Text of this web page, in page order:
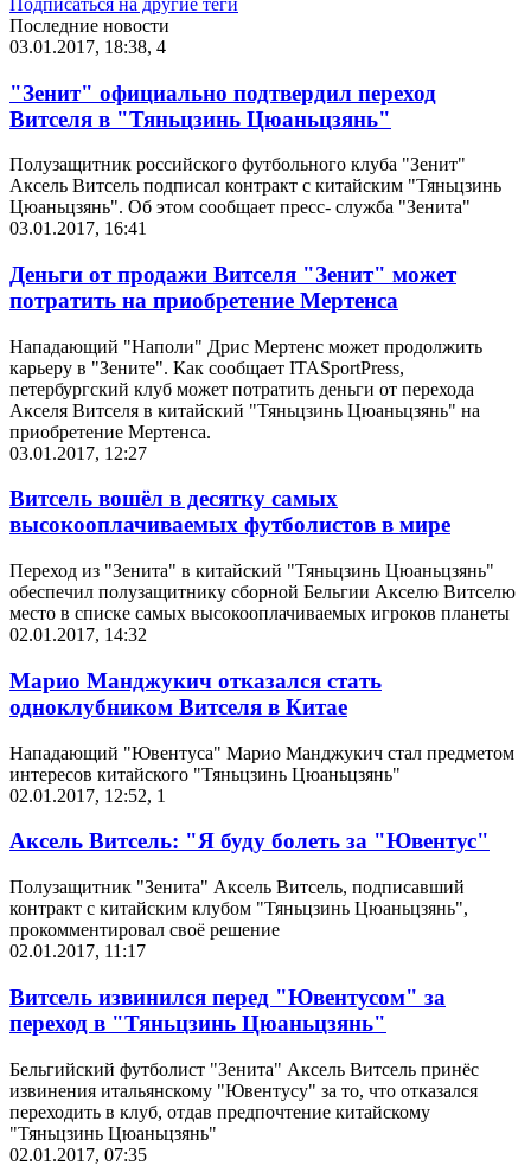
Последние новости
03.01.2017, 18:38, 4
"Зенит" официально подтвердил переход
Витселя в "Тяньцзинь Цюаньцзянь"
Полузащитник российского футбольного клуба "Зенит"
Аксель Витсель подписал контракт с китайским "Тяньцзинь
Цюаньцзянь". Об этом сообщает пресс- служба "Зенита"
03.01.2017, 16:41
Деньги от продажи Витселя "Зенит" может
потратить на приобретение Мертенса
Нападающий "Наполи" Дрис Мертенс может продолжить
карьеру в "Зените". Как сообщает ITASportPress,
петербургский клуб может потратить деньги от перехода
Акселя Витселя в китайский "Тяньцзинь Цюаньцзянь" на
приобретение Мертенса.
03.01.2017, 12:27
Витсель вошёл в десятку самых
высокооплачиваемых футболистов в мире
Переход из "Зенита" в китайский "Тяньцзинь Цюаньцзянь"
обеспечил полузащитнику сборной Бельгии Акселю Витселю
место в списке самых высокооплачиваемых игроков планеты
02.01.2017, 14:32
Марио Манджукич отказался стать
одноклубником Витселя в Китае
Нападающий "Ювентуса" Марио Манджукич стал предметом
интересов китайского "Тяньцзинь Цюаньцзянь"
02.01.2017, 12:52, 1
Аксель Витсель: "Я буду болеть за "Ювентус"
Полузащитник "Зенита" Аксель Витсель, подписавший
контракт с китайским клубом "Тяньцзинь Цюаньцзянь",
прокомментировал своё решение
02.01.2017, 11:17
Витсель извинился перед "Ювентусом" за
переход в "Тяньцзинь Цюаньцзянь"
Бельгийский футболист "Зенита" Аксель Витсель принёс
извинения итальянскому "Ювентусу" за то, что отказался
переходить в клуб, отдав предпочтение китайскому
"Тяньцзинь Цюаньцзянь"
02.01.2017, 07:35